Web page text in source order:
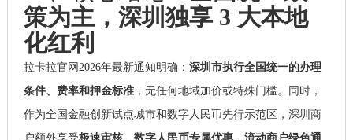
策为主，深圳独享 3 大本地
化红利
拉卡拉官网2026年最新通知明确： 深圳市执行全国统一的办理
条件、费率和押金标准，无任何地域加价或特殊门槛。同时，
作为全国金融创新试点城市和数字人民币先行示范区，深圳商